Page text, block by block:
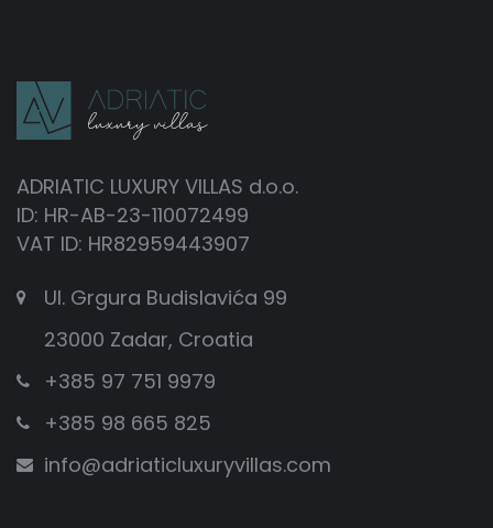
ADRIATIC LUXURY VILLAS d.o.o.
ID: HR-AB-23-110072499
VAT ID: HR82959443907
Ul. Grgura Budislavića 99
23000 Zadar, Croatia
+385 97 751 9979
+385 98 665 825
info@adriaticluxuryvillas.com